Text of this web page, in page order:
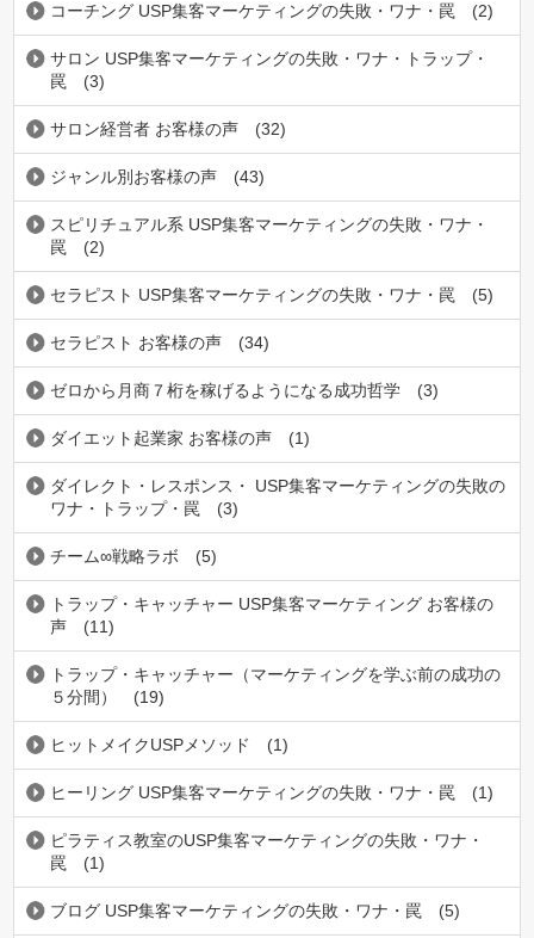
コーチング USP集客マーケティングの失敗・ワナ・罠 (2)
サロン USP集客マーケティングの失敗・ワナ・トラップ・
罠
(3)
サロン経営者 お客様の声 (32)
ジャンル別お客様の声 (43)
スピリチュアル系 USP集客マーケティングの失敗・ワナ・
罠
(2)
セラピスト USP集客マーケティングの失敗・ワナ・罠 (5)
セラピスト お客様の声 (34)
ゼロから月商７桁を稼げるようになる成功哲学 (3)
ダイエット起業家 お客様の声 (1)
ダイレクト・レスポンス・ USP集客マーケティングの失敗の
ワナ・トラップ・罠
(3)
チーム∞戦略ラボ (5)
トラップ・キャッチャー USP集客マーケティング お客様の
声
(11)
トラップ・キャッチャー（マーケティングを学ぶ前の成功の
５分間）
(19)
ヒットメイクUSPメソッド (1)
ヒーリング USP集客マーケティングの失敗・ワナ・罠 (1)
ピラティス教室のUSP集客マーケティングの失敗・ワナ・
罠
(1)
ブログ USP集客マーケティングの失敗・ワナ・罠 (5)